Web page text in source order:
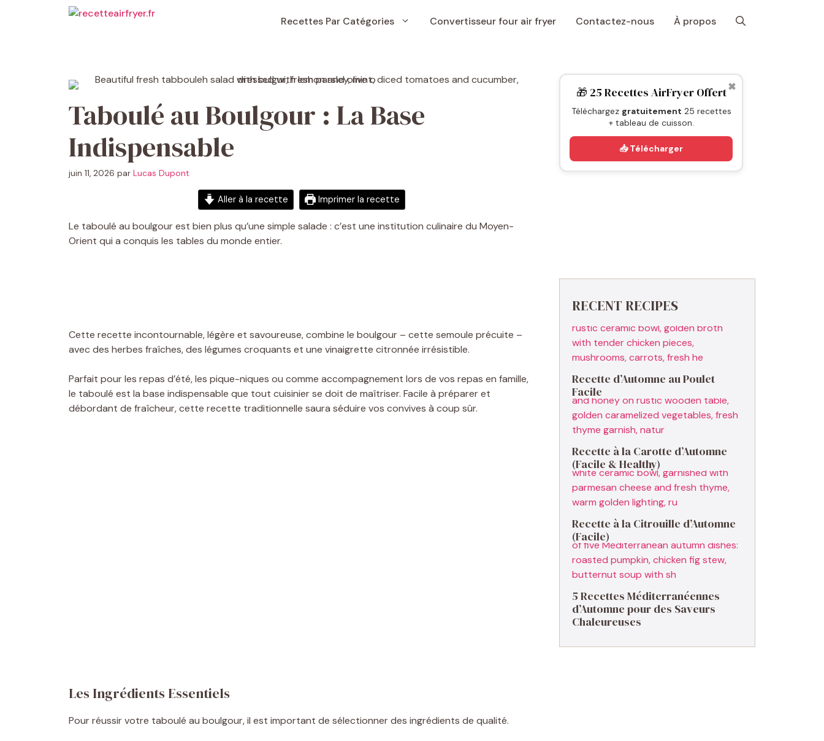
Recettes Par Catégories Convertisseur four air fryer Contactez-nous À propos
Taboulé au Boulgour : La Base
Indispensable
juin 11, 2026 par Lucas Dupont
Aller à la recette Imprimer la recette
Le taboulé au boulgour est bien plus qu’une simple salade : c’est une institution culinaire du Moyen-
Orient qui a conquis les tables du monde entier.
Cette recette incontournable, légère et savoureuse, combine le boulgour – cette semoule précuite –
avec des herbes fraîches, des légumes croquants et une vinaigrette citronnée irrésistible.
Parfait pour les repas d’été, les pique-niques ou comme accompagnement lors de vos repas en famille,
le taboulé est la base indispensable que tout cuisinier se doit de maîtriser. Facile à préparer et
débordant de fraîcheur, cette recette traditionnelle saura séduire vos convives à coup sûr.
Les Ingrédients Essentiels
Pour réussir votre taboulé au boulgour, il est important de sélectionner des ingrédients de qualité.
✖
🎁 25 Recettes AirFryer Offert
Téléchargez gratuitement 25 recettes
+ tableau de cuisson.
📥 Télécharger
RECENT RECIPES
Recette d’Automne au Poulet
Facile
Recette à la Carotte d’Automne
(Facile & Healthy)
Recette à la Citrouille d’Automne
(Facile)
5 Recettes Méditerranéennes
d’Automne pour des Saveurs
Chaleureuses